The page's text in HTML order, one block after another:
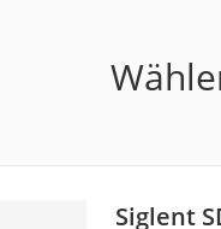
Siglent